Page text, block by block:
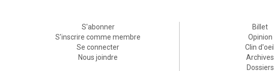
S'abonner
S'inscrire comme membre
Se connecter
Nous joindre
Billet
Opinion
Clin d'oeil
Archives
Dossiers